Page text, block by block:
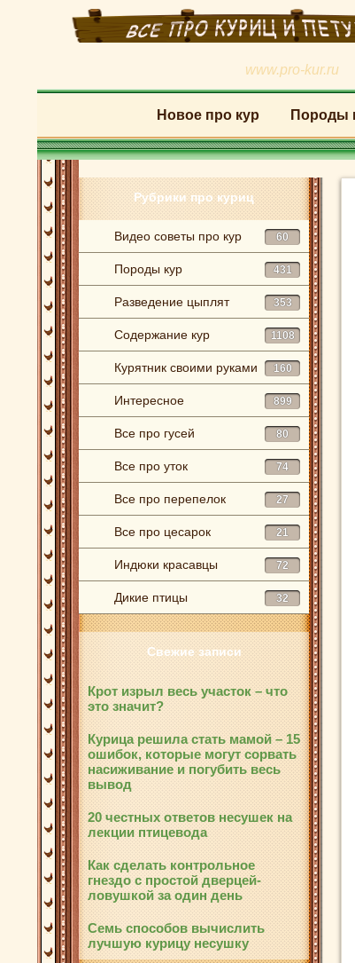
www.pro-kur.ru
Новое про кур Породы
Рубрики про куриц
Видео советы про кур 60
Породы кур 431
Разведение цыплят 353
Содержание кур 1108
Курятник своими руками 160
Интересное 899
Все про гусей 80
Все про уток 74
Все про перепелок 27
Все про цесарок 21
Индюки красавцы 72
Дикие птицы 32
Свежие записи
Крот изрыл весь участок – что
это значит?
Курица решила стать мамой – 15
ошибок, которые могут сорвать
насиживание и погубить весь
вывод
20 честных ответов несушек на
лекции птицевода
Как сделать контрольное
гнездо с простой дверцей-
ловушкой за один день
Семь способов вычислить
лучшую курицу несушку